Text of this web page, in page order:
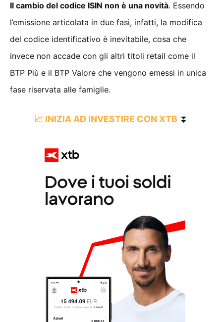
Il cambio del codice ISIN non è una novità. Essendo
l’emissione articolata in due fasi, infatti, la modifica
del codice identificativo è inevitabile, cosa che
invece non accade con gli altri titoli retail come il
BTP Più e il BTP Valore che vengono emessi in unica
fase riservata alle famiglie.
📈 INIZIA AD INVESTIRE CON XTB ⏬